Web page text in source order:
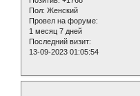
Пол: Женский
Провел на форуме:
1 месяц 7 дней
Последний визит:
13-09-2023 01:05:54